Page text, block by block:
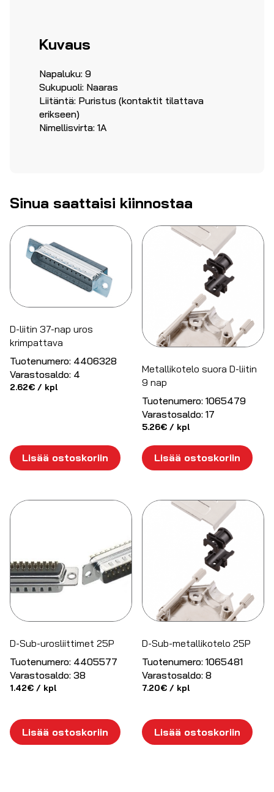
Kuvaus
Napaluku: 9
Sukupuoli: Naaras
Liitäntä: Puristus (kontaktit tilattava
erikseen)
Nimellisvirta: 1A
Sinua saattaisi kiinnostaa
D-liitin 37-nap uros
krimpattava
Tuotenumero: 4406328
Varastosaldo: 4
2.62€ / kpl
Lisää ostoskoriin
Metallikotelo suora D-liitin
9 nap
Tuotenumero: 1065479
Varastosaldo: 17
5.26€ / kpl
Lisää ostoskoriin
D-Sub-urosliittimet 25P
Tuotenumero: 4405577
Varastosaldo: 38
1.42€ / kpl
Lisää ostoskoriin
D-Sub-metallikotelo 25P
Tuotenumero: 1065481
Varastosaldo: 8
7.20€ / kpl
Lisää ostoskoriin